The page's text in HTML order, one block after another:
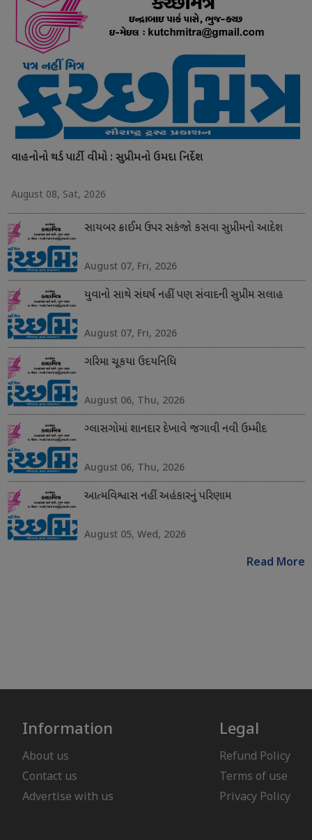
વાહનોનો થર્ડ પાર્ટી વીમો : સુપ્રીમનો ઉમદા નિર્દેશ
August 08, Sat, 2026
સાયબર ક્રાઈમ ઉપર સકંજો કસવા સુપ્રીમનો આદેશ
August 07, Fri, 2026
યુવાનો સાથે સંઘર્ષ નહીં પણ સંવાદની સુપ્રીમ સલાહ
August 07, Fri, 2026
ગરિમા ચૂકયા ઉદયનિધિ
August 06, Thu, 2026
ગ્લાસગોમાં શાનદાર દેખાવે જગાવી નવી ઉમ્મીદ
August 06, Thu, 2026
આત્મવિશ્વાસ નહીં અહંકારનું પરિણામ
August 05, Wed, 2026
Read More
Information
About us
Contact us
Advertise with us
Legal
Refund Policy
Terms of use
Privacy Policy